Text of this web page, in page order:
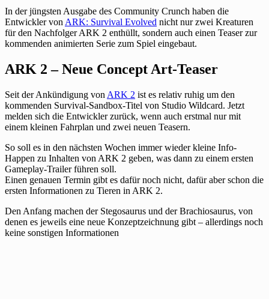
In der jüngsten Ausgabe des Community Crunch haben die
Entwickler von ARK: Survival Evolved nicht nur zwei Kreaturen
für den Nachfolger ARK 2 enthüllt, sondern auch einen Teaser zur
kommenden animierten Serie zum Spiel eingebaut.
ARK 2 – Neue Concept Art-Teaser
Seit der Ankündigung von ARK 2 ist es relativ ruhig um den
kommenden Survival-Sandbox-Titel von Studio Wildcard. Jetzt
melden sich die Entwickler zurück, wenn auch erstmal nur mit
einem kleinen Fahrplan und zwei neuen Teasern.
So soll es in den nächsten Wochen immer wieder kleine Info-
Happen zu Inhalten von ARK 2 geben, was dann zu einem ersten
Gameplay-Trailer führen soll.
Einen genauen Termin gibt es dafür noch nicht, dafür aber schon die
ersten Informationen zu Tieren in ARK 2.
Den Anfang machen der Stegosaurus und der Brachiosaurus, von
denen es jeweils eine neue Konzeptzeichnung gibt – allerdings noch
keine sonstigen Informationen